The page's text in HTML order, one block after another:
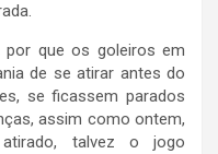
por que os goleiros em
de se atirar antes do
se ficassem parados
assim como ontem,
talvez o jogo